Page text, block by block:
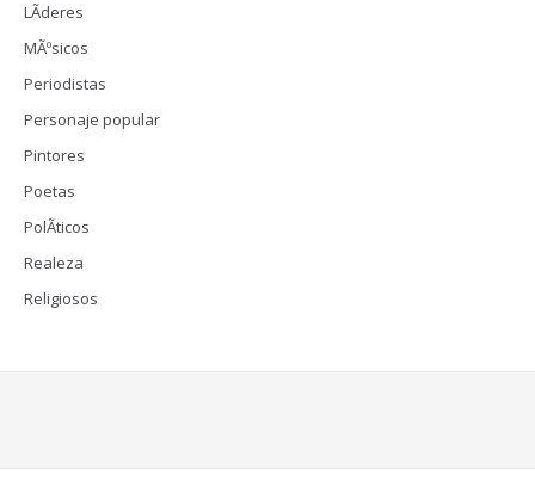
LÃ­deres
MÃºsicos
Periodistas
Personaje popular
Pintores
Poetas
PolÃ­ticos
Realeza
Religiosos